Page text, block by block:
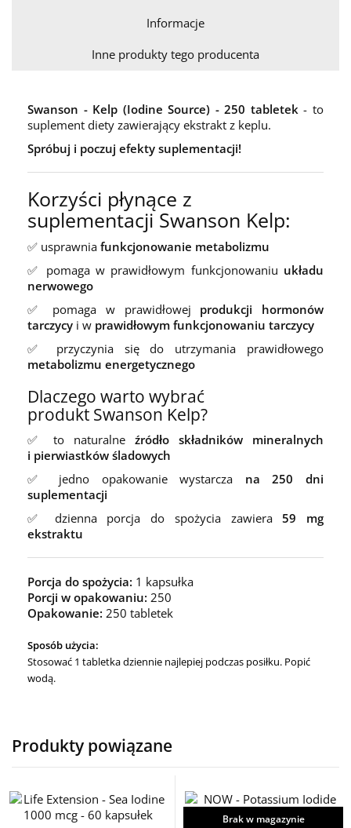
Informacje
Inne produkty tego producenta
Swanson - Kelp (Iodine Source) - 250 tabletek- to
suplement diety zawierający ekstrakt z keplu.
Spróbuj i poczuj efekty suplementacji!
Korzyści płynące z
suplementacji Swanson Kelp:
✅ usprawnia funkcjonowanie metabolizmu
✅ pomaga w prawidłowym funkcjonowaniu układu
nerwowego
✅ pomaga w prawidłowej produkcji hormonów
tarczycy i w prawidłowym funkcjonowaniu tarczycy
✅ przyczynia się do utrzymania prawidłowego
metabolizmu energetycznego
Dlaczego warto wybrać
produkt Swanson Kelp?
✅ to naturalne źródło składników mineralnych
i pierwiastków śladowych
✅ jedno opakowanie wystarcza na 250 dni
suplementacji
✅ dzienna porcja do spożycia zawiera59 mg
ekstraktu
Porcja do spożycia: 1 kapsułka
Porcji w opakowaniu: 250
Opakowanie: 250 tabletek
Sposób użycia:
Stosować 1 tabletka dziennie najlepiej podczas posiłku. Popić
wodą.
Produkty powiązane
Brak w magazynie